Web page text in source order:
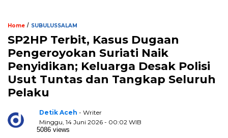
Home / SUBULUSSALAM
SP2HP Terbit, Kasus Dugaan
Pengeroyokan Suriati Naik
Penyidikan; Keluarga Desak Polisi
Usut Tuntas dan Tangkap Seluruh
Pelaku
Detik Aceh - Writer
Minggu, 14 Juni 2026 - 00:02 WIB
5086 views